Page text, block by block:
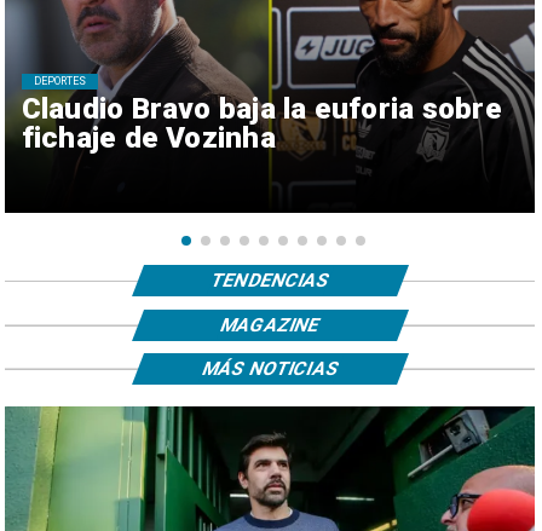
Claudio Bravo baja la euforia sobre
fichaje de Vozinha
DEPORTES
TENDENCIAS
MAGAZINE
MÁS NOTICIAS